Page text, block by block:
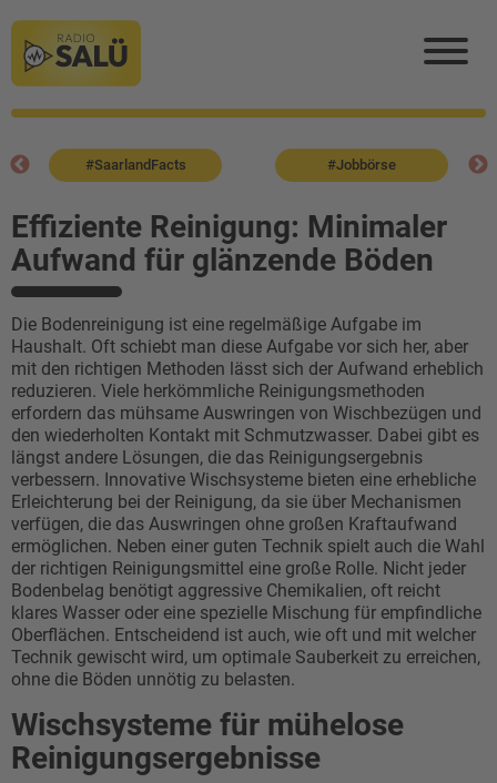
#SaarlandFacts #Jobbörse
Effiziente Reinigung: Minimaler
Aufwand für glänzende Böden
Die Bodenreinigung ist eine regelmäßige Aufgabe im
Haushalt. Oft schiebt man diese Aufgabe vor sich her, aber
mit den richtigen Methoden lässt sich der Aufwand erheblich
reduzieren. Viele herkömmliche Reinigungsmethoden
erfordern das mühsame Auswringen von Wischbezügen und
den wiederholten Kontakt mit Schmutzwasser. Dabei gibt es
längst andere Lösungen, die das Reinigungsergebnis
verbessern. Innovative Wischsysteme bieten eine erhebliche
Erleichterung bei der Reinigung, da sie über Mechanismen
verfügen, die das Auswringen ohne großen Kraftaufwand
ermöglichen. Neben einer guten Technik spielt auch die Wahl
der richtigen Reinigungsmittel eine große Rolle. Nicht jeder
Bodenbelag benötigt aggressive Chemikalien, oft reicht
klares Wasser oder eine spezielle Mischung für empfindliche
Oberflächen. Entscheidend ist auch, wie oft und mit welcher
Technik gewischt wird, um optimale Sauberkeit zu erreichen,
ohne die Böden unnötig zu belasten.
Wischsysteme für mühelose
Reinigungsergebnisse